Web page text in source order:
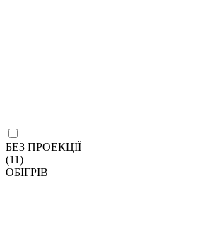
БЕЗ ПРОЕКЦІЇ
(11)
ОБІГРІВ